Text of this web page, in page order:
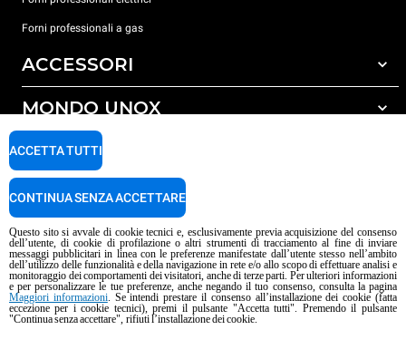
Forni professionali a gas
ACCESSORI
Tutti gli accessori
Detergenti per lavaggio automatico
Detergenti per lavaggio manuale
Trattamento acqua con filtro a resine
MONDO UNOX
Le nostre sedi nel mondo
Carriere Unox
SUPPORTO
Garanzia Unox
Trova Centri Service
Copyright 2026 UNOX S.p.A. Tutti i diritti riservati. Reg. Imp. Padova n°
04230750285 - R.E.A. Padova 372835 - Cap. Soc. 5.000.000 € i.v - P.IVA /
C.F. 04230750285 - IT WEEE Reg. No. IT08020000000377
Informativa sui contenuti IA Privacy policy Cookie policy
Questo sito si avvale di cookie tecnici e, esclusivamente previa acquisizione del consenso
dell’utente, di cookie di profilazione o altri strumenti di tracciamento al fine di inviare
messaggi pubblicitari in linea con le preferenze manifestate dall’utente stesso nell’ambito
dell’utilizzo delle funzionalità e della navigazione in rete e/o allo scopo di effettuare analisi e
monitoraggio dei comportamenti dei visitatori, anche di terze parti. Per ulteriori informazioni
e per personalizzare le tue preferenze, anche negando il tuo consenso, consulta la pagina
Maggiori informazioni. Se intendi prestare il consenso all’installazione dei cookie (fatta
eccezione per i cookie tecnici), premi il pulsante "Accetta tutti". Premendo il pulsante
"Continua senza accettare", rifiuti l’installazione dei cookie.
ACCETTA TUTTI
CONTINUA SENZA ACCETTARE